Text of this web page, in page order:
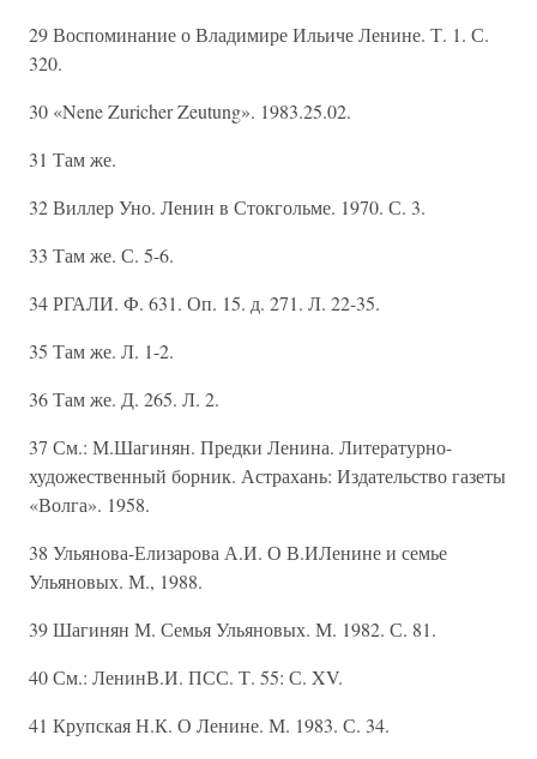
29 Воспоминание о Владимире Ильиче Ленине. Т. 1. С.
320.
30 «Nene Zuricher Zeutung». 1983.25.02.
31 Там же.
32 Виллер Уно. Ленин в Стокгольме. 1970. С. 3.
33 Там же. С. 5-6.
34 РГАЛИ. Ф. 631. Оп. 15. д. 271. Л. 22-35.
35 Там же. Л. 1-2.
36 Там же. Д. 265. Л. 2.
37 См.: М.Шагинян. Предки Ленина. Литературно-
художественный борник. Астрахань: Издательство газеты
«Волга». 1958.
38 Ульянова-Елизарова А.И. О В.ИЛенине и семье
Ульяновых. М., 1988.
39 Шагинян М. Семья Ульяновых. М. 1982. С. 81.
40 См.: ЛенинВ.И. ПСС. Т. 55: С. XV.
41 Крупская Н.К. О Ленине. М. 1983. С. 34.